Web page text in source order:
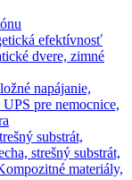
efektívnosť
dvere, zimné
napájanie,
pre nemocnice,
substrát,
strešný substrát,
materiály,